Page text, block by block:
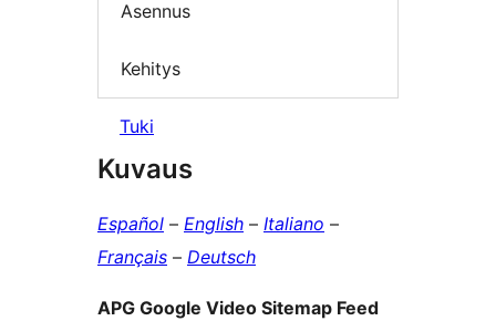
Asennus
Kehitys
Tuki
Kuvaus
Español – English – Italiano –
Français – Deutsch
APG Google Video Sitemap Feed